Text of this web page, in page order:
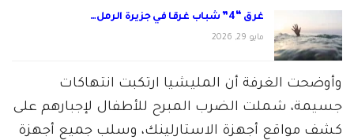
غرق “4” شباب غرقا في جزيرة الرمل…
مايو 29, 2026
وأوضحت الغرفة أن المليشيا ارتكبت انتهاكات
جسيمة، شملت الضرب المبرح للأطفال لإجبارهم على
كشف مواقع أجهزة الاستارلينك، وسلب جميع أجهزة